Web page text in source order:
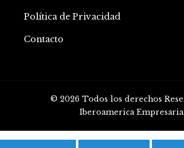
Política de Privacidad
Contacto
© 2026 Todos los derechos
Iberoamerica